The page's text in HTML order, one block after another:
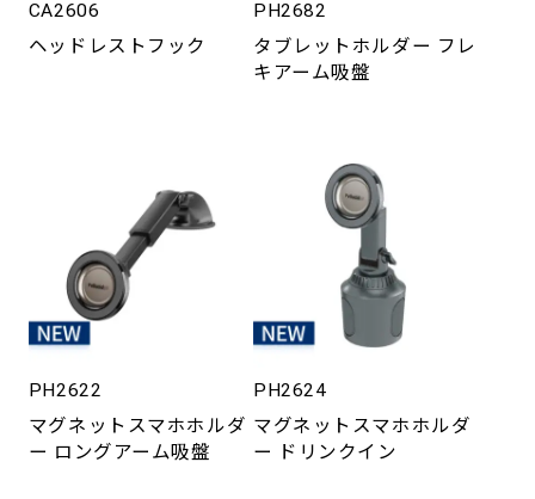
CA2606
ヘッドレストフック
PH2682
タブレットホルダー フレ
キアーム吸盤
PH2622
マグネットスマホホルダ
ー ロングアーム吸盤
PH2624
マグネットスマホホルダ
ー ドリンクイン